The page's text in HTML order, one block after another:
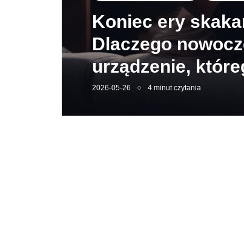
Koniec ery
Dlaczego
urządzenie,
2026-05-26 4 minut czytania